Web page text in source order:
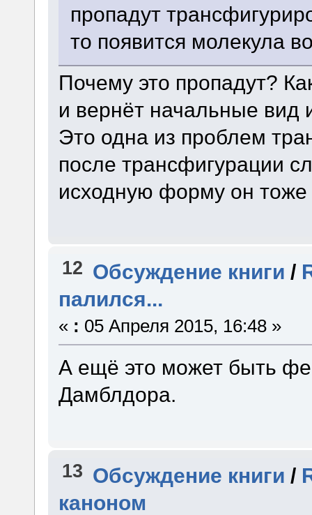
пропадут
то появится молекула
Почему это пропадут?
и вернёт начальные вид
Это одна из проблем
после трансфигурации
исходную форму он тоже
12 Обсуждение книги /
палился...
« : 05 Апреля 2015, 16:48 »
А ещё это может быть
Дамблдора.
13 Обсуждение книги /
каноном